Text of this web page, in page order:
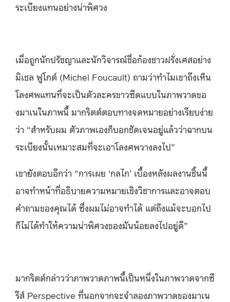
ระเบียงแทนอย่างน่าพิศวง
เมื่อถูกนักปรัชญาและนักวิจารณ์ชื่อก้องชาวฝรั่งเศสอย่าง
มิเชล ฟูโกต์ (Michel Foucault) ถามว่าทำไมเขาถึงเห็น
โลงศพแทนที่จะเป็นตัวละครขาวซีดแบบในภาพวาดขอ
งมาเนในภาพนี้ มากริตต์ตอบทางจดหมายอย่างเรียบง่าย
ว่า “สำหรับผม ตัวภาพเองก็บอกชัดเจนอยู่แล้วว่าฉากบน
ระเบียงนั้นเหมาะสมที่จะเอาโลงศพวางลงไป”
เขายังตอบอีกว่า “การเผย ‘กลไก’ เบื้องหลังผลงานชิ้นนี้
อาจทำหน้าที่อธิบายความหมายเชิงวิชาการและอาจตอบ
คำถามของคุณได้ ซึ่งผมไม่อาจทำได้ แต่ถึงแม้จะบอกไป
ก็ไม่ได้ทำให้ความน่าพิศวงของมันน้อยลงไปอยู่ดี”
มากริตต์กล่าวว่าภาพวาดภาพนี้เป็นหนึ่งในภาพวาดจากซี
รีส์ Perspective ที่นอกจากจะจำลองภาพวาดของมาเน